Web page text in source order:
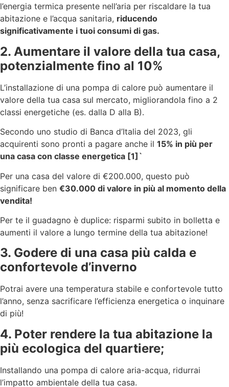
l’energia termica presente nell’aria per riscaldare la tua
abitazione e l’acqua sanitaria, riducendo
significativamente i tuoi consumi di gas.
2. Aumentare il valore della tua casa,
potenzialmente fino al 10%
L’installazione di una pompa di calore può aumentare il
valore della tua casa sul mercato, migliorandola fino a 2
classi energetiche (es. dalla D alla B).
Secondo uno studio di Banca d’Italia del 2023, gli
acquirenti sono pronti a pagare anche il 15% in più per
una casa con classe energetica [1]`
Per una casa del valore di €200.000, questo può
significare ben €30.000 di valore in più al momento della
vendita!
Per te il guadagno è duplice: risparmi subito in bolletta e
aumenti il valore a lungo termine della tua abitazione!
3. Godere di una casa più calda e
confortevole d’inverno
Potrai avere una temperatura stabile e confortevole tutto
l’anno, senza sacrificare l’efficienza energetica o inquinare
di più!
4. Poter rendere la tua abitazione la
più ecologica del quartiere;
Installando una pompa di calore aria-acqua, ridurrai
l’impatto ambientale della tua casa.